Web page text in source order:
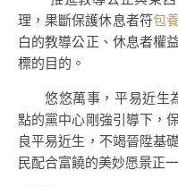
理，果斷保護休息者符包
白的教導公正、休息者權
標的目的。
悠悠萬事，平易近生
點的黨中心剛強引導下，
良平易近生，不竭晉陞基
民配合富饒的美妙愿景正